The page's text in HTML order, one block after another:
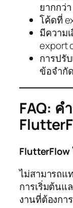
ยากกว่
โค้ดที่
มีความ
export
การปรั
ข้อจำกัด
FAQ: ค
ไม่สามารถแ
การเริ่มต้นแ
งานที่ต้องกา